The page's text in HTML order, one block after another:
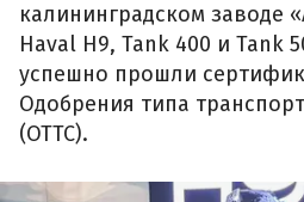
калининградском заводе
Haval H9, Tank 400 и Tank
успешно прошли
Одобрения типа
(ОТТС).